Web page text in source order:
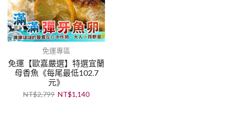
免運專區
免運【歐嘉嚴選】特選宜蘭
母香魚《每尾最低102.7
元》
NT$2,799 NT$1,140